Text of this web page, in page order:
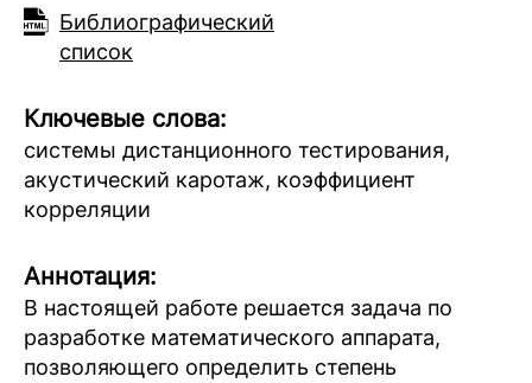
Библиографический
список
Ключевые слова:
системы дистанционного тестирования,
акустический каротаж, коэффициент
корреляции
Аннотация:
В настоящей работе решается задача по
разработке математического аппарата,
позволяющего определить степень